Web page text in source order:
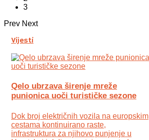
3
Prev Next
Vijesti
Qelo ubrzava širenje mreže
punionica uoči turističke sezone
Dok broj električnih vozila na europskim
cestama kontinuirano raste,
infrastruktura za njihovo punjenje u